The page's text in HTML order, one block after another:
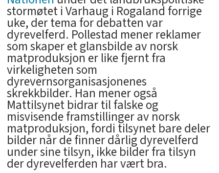
stormøtet i Varhaug i Rogaland forrige
uke, der tema for debatten var
dyrevelferd. Pollestad mener reklamer
som skaper et glansbilde av norsk
matproduksjon er like fjernt fra
virkeligheten som
dyrevernsorganisasjonenes
skrekkbilder. Han mener også
Mattilsynet bidrar til falske og
misvisende framstillinger av norsk
matproduksjon, fordi tilsynet bare deler
bilder når de finner dårlig dyrevelferd
under sine tilsyn, ikke bilder fra tilsyn
der dyrevelferden har vært bra.